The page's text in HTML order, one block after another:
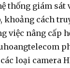
thống giám sát
khoảng cách
việc nâng cấp
loại camera